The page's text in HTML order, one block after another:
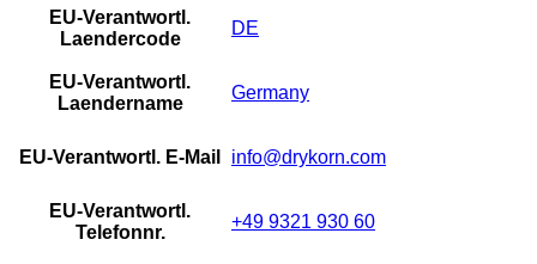
EU-Verantwortl.
Laendercode
DE
EU-Verantwortl.
Laendername
Germany
EU-Verantwortl. E-Mail info@drykorn.com
EU-Verantwortl.
Telefonnr.
+49 9321 930 60